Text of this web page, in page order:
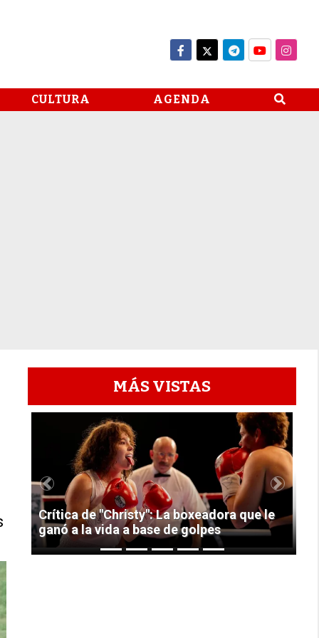
CULTURA AGENDA
MÁS VISTAS
1
Crítica de "Christy": La boxeadora que le
ganó a la vida a base de golpes
Previous Next